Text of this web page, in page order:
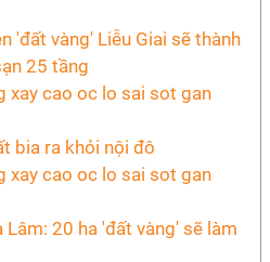
'đất vàng' Liễu Giai sẽ thành
25 tầng
bia ra khỏi nội đô
Lâm: 20 ha 'đất vàng' sẽ làm